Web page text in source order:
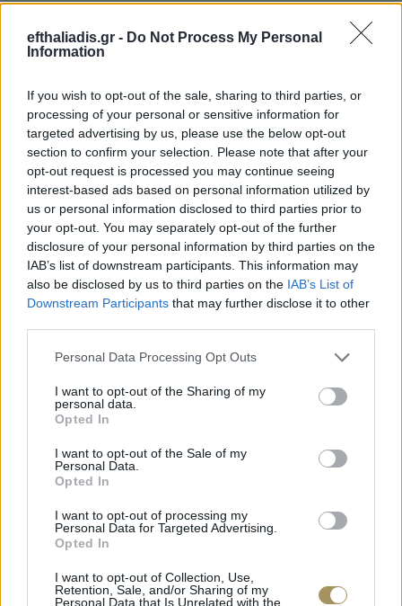
efthaliadis.gr - Do Not Process My Personal
Information
If you wish to opt-out of the sale, sharing to third parties, or
processing of your personal or sensitive information for
targeted advertising by us, please use the below opt-out
section to confirm your selection. Please note that after your
opt-out request is processed you may continue seeing
interest-based ads based on personal information utilized by
us or personal information disclosed to third parties prior to
your opt-out. You may separately opt-out of the further
disclosure of your personal information by third parties on the
IAB’s list of downstream participants. This information may
also be disclosed by us to third parties on the IAB’s List of
Downstream Participants that may further disclose it to other
Personal Data Processing Opt Outs
I want to opt-out of the Sharing of my
personal data.
Opted In
I want to opt-out of the Sale of my
Personal Data.
Opted In
I want to opt-out of processing my
Personal Data for Targeted Advertising.
Opted In
I want to opt-out of Collection, Use,
Retention, Sale, and/or Sharing of my
Personal Data that Is Unrelated with the
Επιλογές Που Ταιριάζουν
Ανακαλύψτε τα κοσμήματα που αγαπήθηκαν περισσότερο!
Εδώ θα βρείτε τις κορυφαίες επιλογές που ξεχωρίζουν για
το μοναδικό τους στυλ και την εξαιρετική τους ποιότητα.
-10%
JCOU ARIA JU19087-2